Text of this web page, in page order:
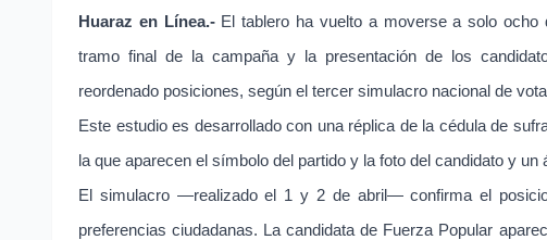
Huaraz en Línea.-El tablero ha vuelto a moverse a solo ocho
tramo final de la campaña y la presentación de los
reordenado posiciones, según el tercer simulacro nacional de
Este estudio es desarrollado con una réplica de la cédula de
la que aparecen el símbolo del partido y la foto del candidato y
El simulacro —realizado el 1 y 2 de abril— confirma el
preferencias ciudadanas. La candidata de Fuerza Popular